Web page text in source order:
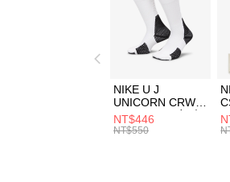
NIKE U J
UNICORN CRW
1PR -160 男女 中
統襪 FZ3393100
NT$446
NT$550